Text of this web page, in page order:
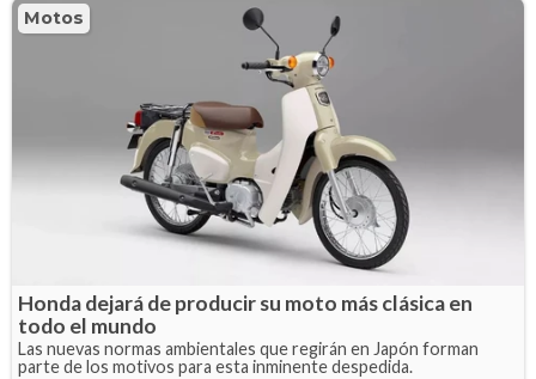
Motos
Honda dejará de producir su moto más clásica en
todo el mundo
Las nuevas normas ambientales que regirán en Japón forman
parte de los motivos para esta inminente despedida.